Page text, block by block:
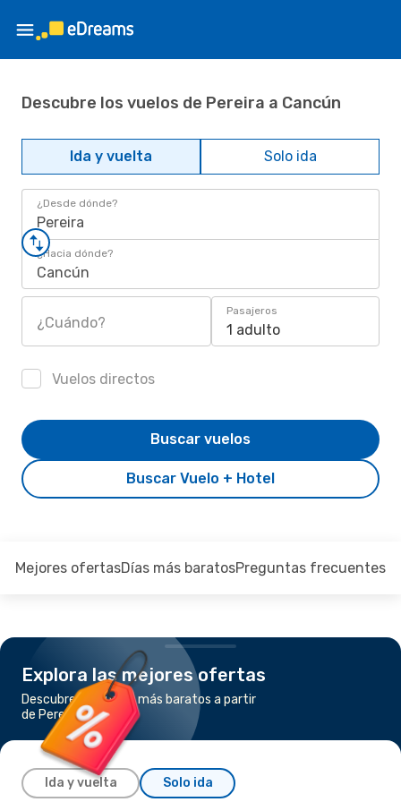
Descubre los vuelos de Pereira a Cancún
Ida y vuelta Solo ida
¿Desde dónde?
Pereira
¿Hacia dónde?
Cancún
¿Cuándo?
Pasajeros
1 adulto
Vuelos directos
Buscar Vuelo + Hotel
Buscar vuelos
Mejores ofertasDías más baratosPreguntas frecuentes
Explora las mejores ofertas
Descubre los vuelos más baratos a partir
de Pereira a Cancún
Ida y vuelta Solo ida